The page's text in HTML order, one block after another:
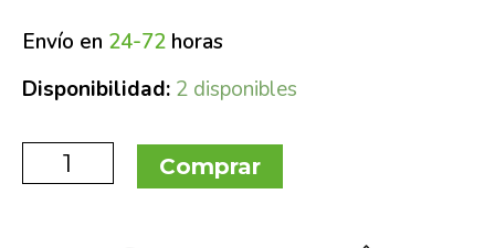
Envío en 24-72 horas
Disponibilidad: 2 disponibles
Comprar